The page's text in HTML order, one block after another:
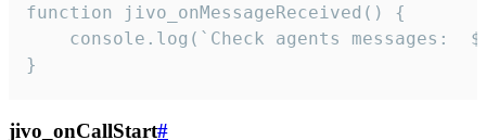
function jivo_onMessageReceived() {
}
jivo_onCallStart#